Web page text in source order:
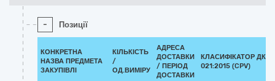
- Позиції
КОНКРЕТНА
НАЗВА ПРЕДМЕТА
ЗАКУПІВЛІ
КІЛЬКІСТЬ
/
ОД.ВИМІРУ
АДРЕСА
ДОСТАВКИ
/ ПЕРІОД
ДОСТАВКИ
КЛАСИФІКАТОР ДК
021:2015 (CPV)